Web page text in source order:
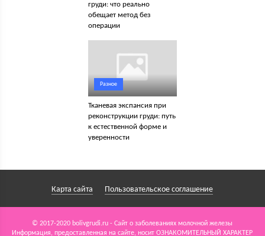
груди: что реально
обещает метод без
операции
Разное
Тканевая экспансия при
реконструкции груди: путь
к естественной форме и
уверенности
Карта сайта Пользовательское соглашение
© 2017-2020 bolivgrudi.ru - Сайт о заболеваниях молочной железы
Информация, предоставленная на сайте, носит ОЗНАКОМИТЕЛЬНЫЙ ХАРАКТЕР